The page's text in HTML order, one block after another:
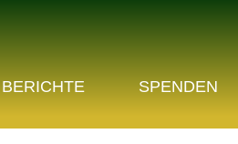
BERICHTE SPENDEN